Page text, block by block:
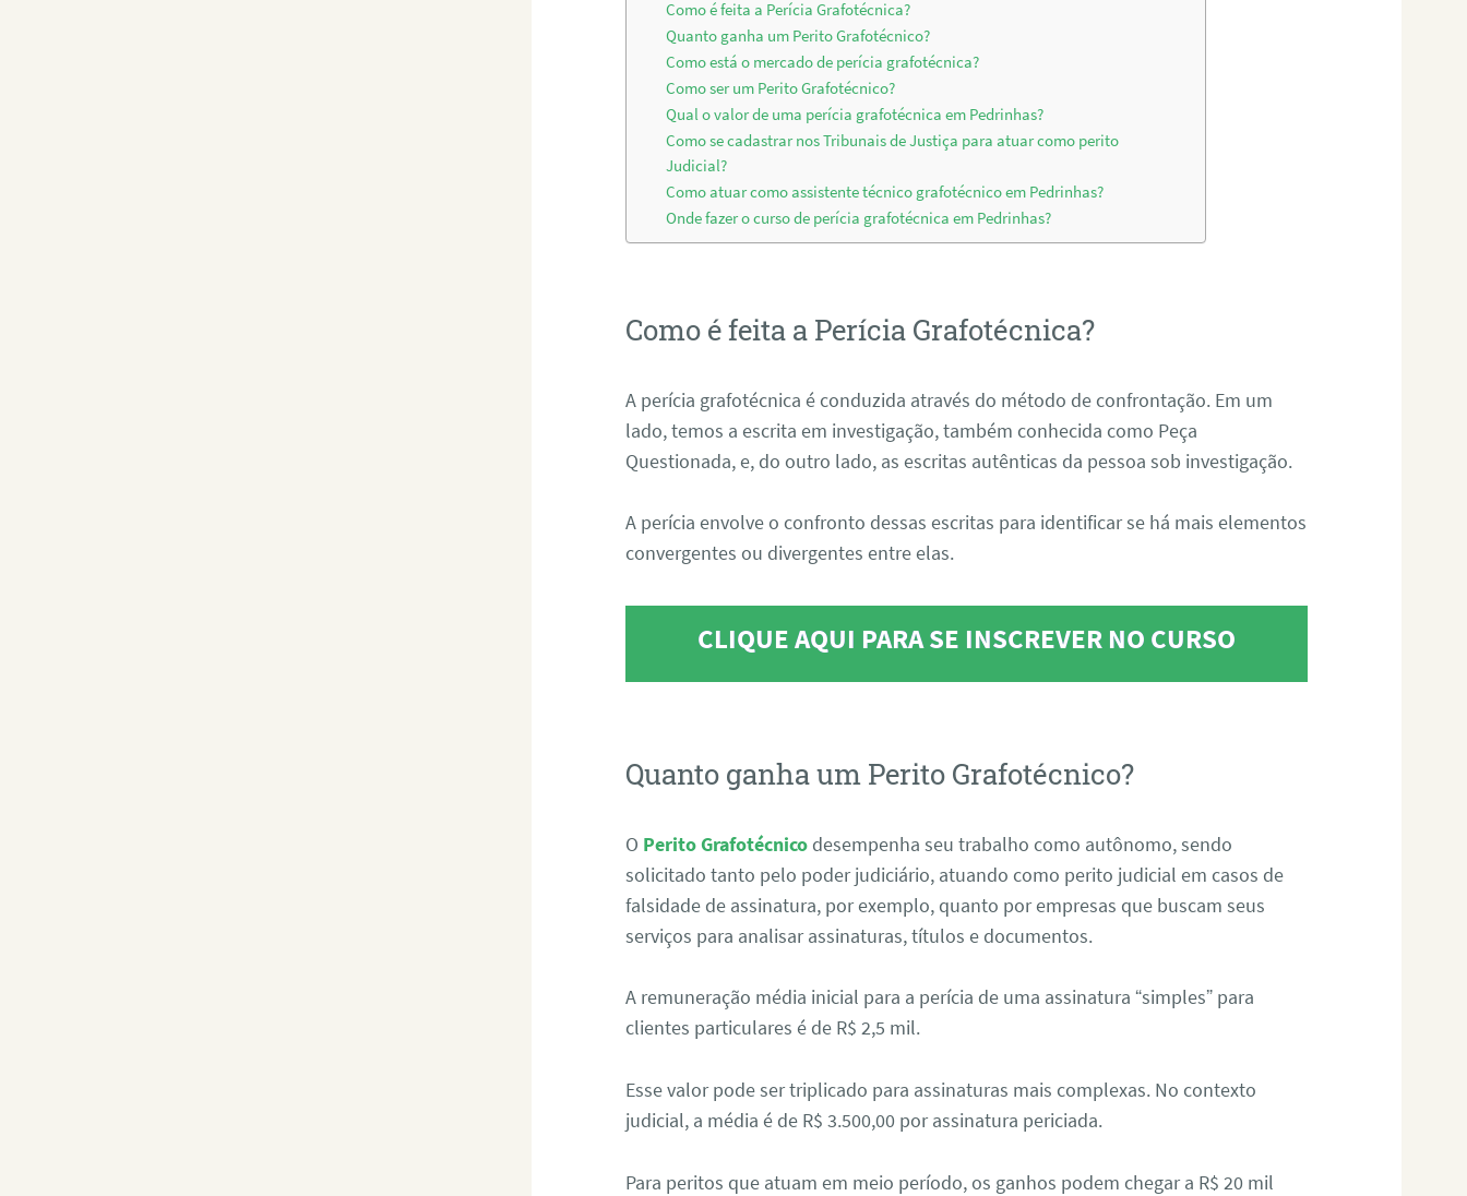
Como é feita a Perícia Grafotécnica?
Quanto ganha um Perito Grafotécnico?
Como está o mercado de perícia grafotécnica?
Como ser um Perito Grafotécnico?
Qual o valor de uma perícia grafotécnica em Pedrinhas?
Como se cadastrar nos Tribunais de Justiça para atuar como perito
Judicial?
Como atuar como assistente técnico grafotécnico em Pedrinhas?
Onde fazer o curso de perícia grafotécnica em Pedrinhas?
Como é feita a Perícia Grafotécnica?
A perícia grafotécnica é conduzida através do método de confrontação. Em um
lado, temos a escrita em investigação, também conhecida como Peça
Questionada, e, do outro lado, as escritas autênticas da pessoa sob investigação.
A perícia envolve o confronto dessas escritas para identificar se há mais elementos
convergentes ou divergentes entre elas.
CLIQUE AQUI PARA SE INSCREVER NO CURSO
Quanto ganha um Perito Grafotécnico?
O Perito Grafotécnico desempenha seu trabalho como autônomo, sendo
solicitado tanto pelo poder judiciário, atuando como perito judicial em casos de
falsidade de assinatura, por exemplo, quanto por empresas que buscam seus
serviços para analisar assinaturas, títulos e documentos.
A remuneração média inicial para a perícia de uma assinatura “simples” para
clientes particulares é de R$ 2,5 mil.
Esse valor pode ser triplicado para assinaturas mais complexas. No contexto
judicial, a média é de R$ 3.500,00 por assinatura periciada.
Para peritos que atuam em meio período, os ganhos podem chegar a R$ 20 mil